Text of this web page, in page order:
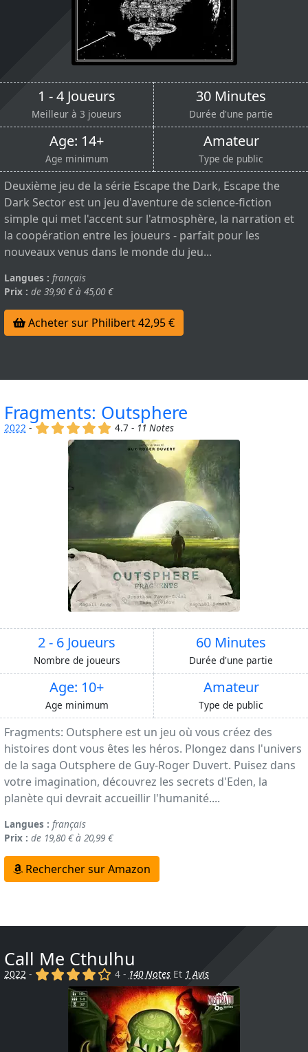
1 - 4 Joueurs
Meilleur à 3 joueurs
30 Minutes
Durée d'une partie
Age: 14+
Age minimum
Amateur
Type de public
Deuxième jeu de la série Escape the Dark, Escape the
Dark Sector est un jeu d'aventure de science-fiction
simple qui met l'accent sur l'atmosphère, la narration et
la coopération entre les joueurs - parfait pour les
nouveaux venus dans le monde du jeu...
Langues : français
Prix : de 39,90 € à 45,00 €
Acheter sur Philibert 42,95 €
Fragments: Outsphere
2022 - (x) (x) (x) (x) (x)
4.7 - 11 Notes
2 - 6 Joueurs
Nombre de joueurs
60 Minutes
Durée d'une partie
Age: 10+
Age minimum
Amateur
Type de public
Fragments: Outsphere est un jeu où vous créez des
histoires dont vous êtes les héros. Plongez dans l'univers
de la saga Outsphere de Guy-Roger Duvert. Puisez dans
votre imagination, découvrez les secrets d'Eden, la
planète qui devrait accueillir l'humanité....
Langues : français
Prix : de 19,80 € à 20,99 €
Rechercher sur Amazon
Call Me Cthulhu
2022 - (x) (x) (x) (x) ()4 - 140 Notes Et 1 Avis